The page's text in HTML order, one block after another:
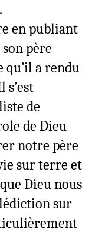
en publiant
père
qu’il a rendu
s’est
de
de Dieu
notre père
sur terre et
Dieu nous
sur